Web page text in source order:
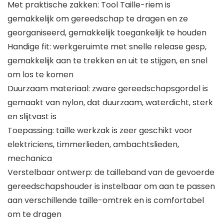
Met praktische zakken: Tool Taille-riem is
gemakkelijk om gereedschap te dragen en ze
georganiseerd, gemakkelijk toegankelijk te houden
Handige fit: werkgeruimte met snelle release gesp,
gemakkelijk aan te trekken en uit te stijgen, en snel
om los te komen
Duurzaam materiaal: zware gereedschapsgordel is
gemaakt van nylon, dat duurzaam, waterdicht, sterk
en slijtvast is
Toepassing: taille werkzak is zeer geschikt voor
elektriciens, timmerlieden, ambachtslieden,
mechanica
Verstelbaar ontwerp: de tailleband van de gevoerde
gereedschapshouder is instelbaar om aan te passen
aan verschillende taille-omtrek en is comfortabel
om te dragen